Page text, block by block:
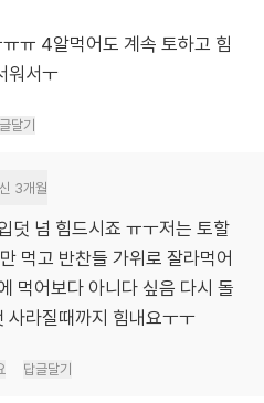
ㅠ 4알먹어도 계속 토하고 힘
워서ㅜ
달기
3개월
덧 넘 힘드시죠 ㅠㅜ저는 토할
먹고 반찬들 가위로 잘라먹어
먹어보다 아니다 싶음 다시 돌
사라질때까지 힘내요ㅜㅜ
답글달기